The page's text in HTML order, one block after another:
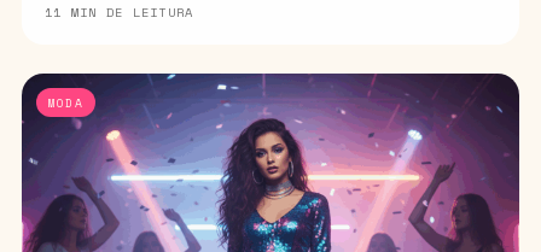
11 MIN DE LEITURA
MODA